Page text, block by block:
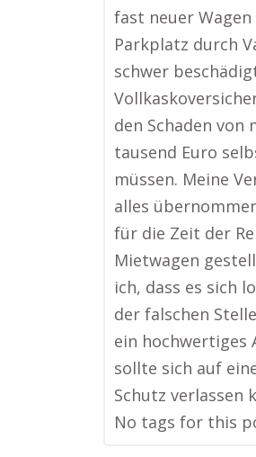
fast neuer
Parkplatz durch
schwer
den Schaden von
tausend Euro
müssen. Meine
alles
für die Zeit der
Mietwagen
ich, dass es sich
der falschen
ein hochwertiges
sollte sich auf
Schutz verlassen
No tags for this